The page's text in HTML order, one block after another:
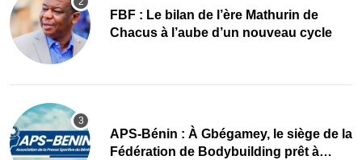
FBF : Le bilan de l’ère Mathurin de
Chacus à l’aube d’un nouveau cycle
APS-Bénin : À Gbégamey, le siège de la
Fédération de Bodybuilding prêt à